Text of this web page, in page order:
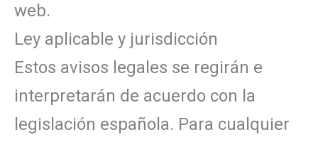
web.
Ley aplicable y jurisdicción
Estos avisos legales se regirán e
interpretarán de acuerdo con la
legislación española. Para cualquier